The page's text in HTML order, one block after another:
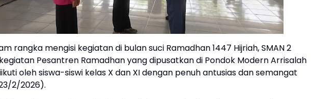
rangka mengisi kegiatan di bulan suci Ramadhan 1447 Hijriah, SMAN 2
Pesantren Ramadhan yang dipusatkan di Pondok Modern Arrisalah
oleh siswa-siswi kelas X dan XI dengan penuh antusias dan semangat
2/2026).